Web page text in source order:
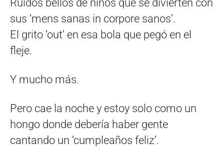
Ruidos bellos de niños que se divierten con
sus ‘mens sanas in corpore sanos’.
El grito ‘out’ en esa bola que pegó en el
fleje.
Y mucho más.
Pero cae la noche y estoy solo como un
hongo donde debería haber gente
cantando un ‘cumpleaños feliz’.